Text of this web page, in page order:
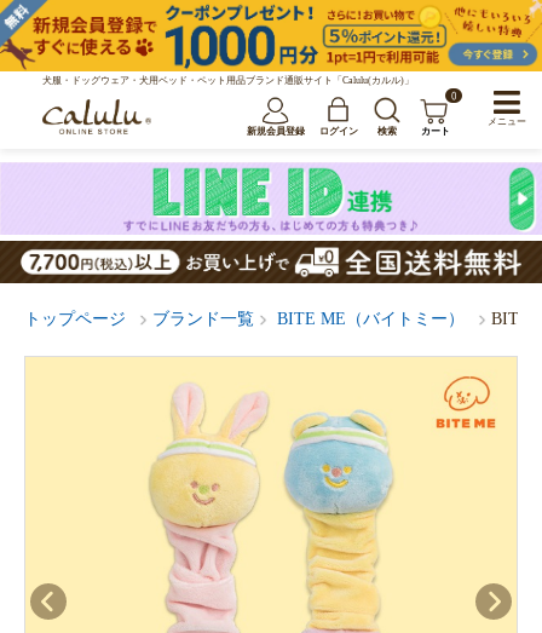
犬服・ドッグウェア・犬用ベッド・ペット用品ブランド通販サイト「Calulu(カルル)」
新規会員登録 ログイン 検索
0
カート
トップページ ブランド一覧 BITE ME（バイトミー） BITE
メニュー